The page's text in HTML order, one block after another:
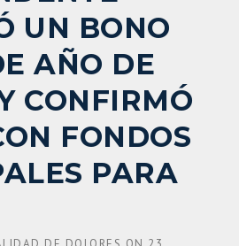
UN BONO
AÑO DE
CONFIRMÓ
FONDOS
PARA